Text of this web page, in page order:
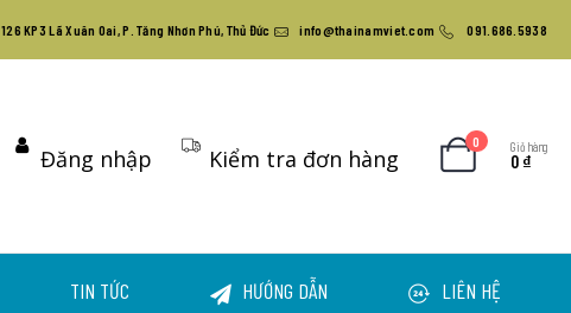
126 KP3 Lã Xuân Oai, P. Tăng Nhơn Phú, Thủ Đức info@thainamviet.com 091.686.5938
Đăng nhập Kiểm tra đơn hàng
0 Giỏ hàng
0 ₫
TIN TỨC HƯỚNG DẪN LIÊN HỆ